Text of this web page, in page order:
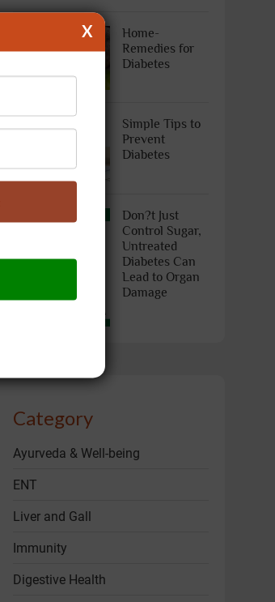
X
Home-
Remedies for
Diabetes
Simple Tips to
Prevent
Diabetes
Don?t Just
Control Sugar,
Untreated
Diabetes Can
Lead to Organ
Damage
Category
Ayurveda & Well-being
ENT
Liver and Gall
Immunity
Digestive Health